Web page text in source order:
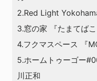
2.Red Light
3.窓の家 『たまてば
4.フクマスペース 『
5.ホームトゥーゴー
川正和